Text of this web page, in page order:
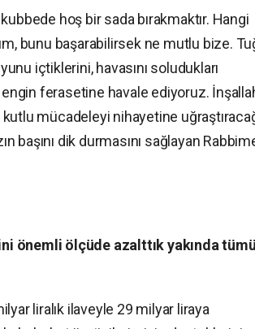
hoş bir sada bırakmaktır. Hangi
bunu başarabilirsek ne mutlu bize.
içtiklerini, havasını soludukları
engin ferasetine havale ediyoruz.
mücadeleyi nihayetine
başını dik durmasını sağlayan
önemli ölçüde azalttık yakında
liralık ilaveyle 29 milyar liraya